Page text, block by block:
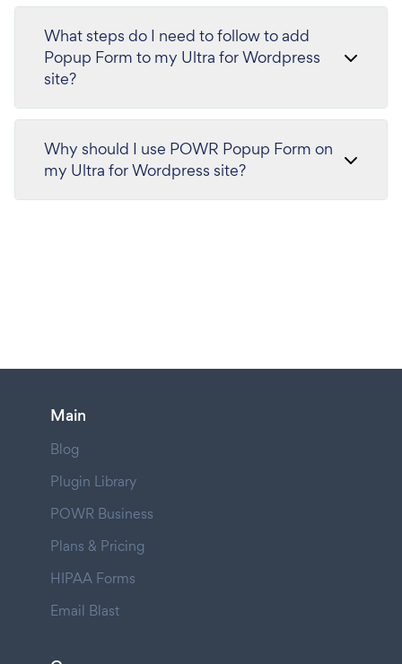
What steps do I need to follow to add
Popup Form to my Ultra for Wordpress
site?
Why should I use POWR Popup Form on
my Ultra for Wordpress site?
Main
Blog
Plugin Library
POWR Business
Plans & Pricing
HIPAA Forms
Email Blast